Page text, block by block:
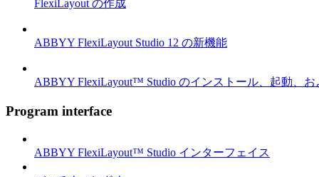
FlexiLayout の作成
ABBYY FlexiLayout Studio 12 の新機能
ABBYY FlexiLayout™ Studio のインストール、起動、お
Program interface
ABBYY FlexiLayout™ Studio インターフェイス